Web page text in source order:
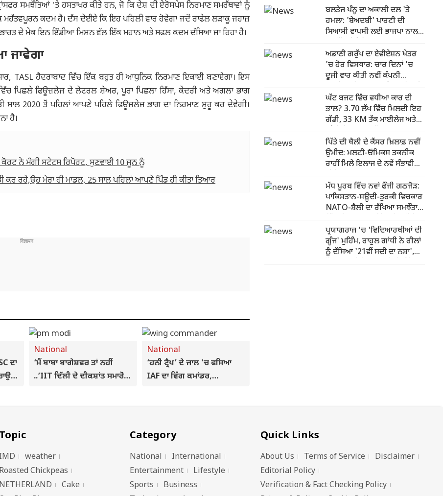
ਸਮਝੌਤਿਆਂ 'ਤੇ ਹਸਤਾਖਰ ਕੀਤੇ ਹਨ, ਜੋ ਕਿ ਦੇਸ਼ ਦੀ ਏਰੋਸਪੇਸ ਨਿਰਮਾਣ ਸਮਰੱਥਾਵਾਂ ਨੂੰ
ਕਦਮ ਹੈ। ਦੱਸ ਦੇਈਏ ਕਿ ਇਹ ਪਹਿਲੀ ਵਾਰ ਹੋਵੇਗਾ ਜਦੋਂ ਰਾਫੇਲ ਲੜਾਕੂ ਜਹਾਜ਼
ਭਾਰਤ ਦੇ ਮੇਕ ਇਨ ਇੰਡੀਆ ਮਿਸ਼ਨ ਵੱਲ ਇੱਕ ਮਹਾਨ ਅਤੇ ਸਫਲ ਕਦਮ ਦੱਸਿਆ ਜਾ ਰਿਹਾ ਹੈ।
ਜਾਵੇਗਾ
TASL ਹੈਦਰਾਬਾਦ ਵਿੱਚ ਇੱਕ ਬਹੁਤ ਹੀ ਆਧੁਨਿਕ ਨਿਰਮਾਣ ਇਕਾਈ ਬਣਾਏਗਾ। ਇਸ
ਪਿਛਲੇ ਫਿਊਜ਼ਲੇਜ ਦੇ ਲੇਟਰਲ ਸ਼ੇਅਰ, ਪੂਰਾ ਪਿਛਲਾ ਹਿੱਸਾ, ਕੇਂਦਰੀ ਅਤੇ ਅਗਲਾ ਭਾਗ
ਸਾਲ 2020 ਤੋਂ ਪਹਿਲਾਂ ਆਪਣੇ ਪਹਿਲੇ ਫਿਊਜ਼ਲੇਜ ਭਾਗ ਦਾ ਨਿਰਮਾਣ ਸ਼ੁਰੂ ਕਰ ਦੇਵੇਗੀ।
ਹੈ।
ਨੇ ਮੰਗੀ ਸਟੇਟਸ ਰਿਪੋਰਟ, ਸੁਣਵਾਈ 10 ਜੂਨ ਨੂੰ
ਰਹੇ,ਉਹ ਮੇਰਾ ਹੀ ਮਾਡਲ, 25 ਸਾਲ ਪਹਿਲਾਂ ਆਪਣੇ ਪਿੰਡ ਹੀ ਕੀਤਾ ਤਿਆਰ
ਦਾ
National
‘ਮੈਂ ਬਾਬਾ ਬਾਗੇਸ਼ਵਰ ਤਾਂ ਨਹੀਂ
..’IIT ਦਿੱਲੀ ਦੇ ਦੀਕਸ਼ਾਂਤ ਸਮਾਰੋਹ
National
‘ਹਨੀ ਟ੍ਰੈਪ’ ਦੇ ਜਾਲ 'ਚ ਫਸਿਆ
IAF ਦਾ ਵਿੰਗ ਕਮਾਂਡਰ,
ਬਲਤੇਜ ਪੰਨੂ ਦਾ ਅਕਾਲੀ ਦਲ 'ਤੇ
ਹਮਲਾ: 'ਬੇਅਦਬੀ' ਪਾਰਟੀ ਦੀ
ਸਿਆਸੀ ਵਾਪਸੀ ਲਈ ਭਾਜਪਾ ਨਾਲ
ਸਮਝੌਤੇ ਦੀ ਕੋਸ਼ਿਸ਼
ਅਡਾਣੀ ਗਰੁੱਪ ਦਾ ਏਵੀਏਸ਼ਨ ਖੇਤਰ
'ਚ ਹੋਰ ਵਿਸਥਾਰ: ਚਾਰ ਦਿਨਾਂ 'ਚ
ਦੂਜੀ ਵਾਰ ਕੀਤੀ ਨਵੀਂ ਕੰਪਨੀ
ਸਥਾਪਿਤ, ਇਸ ਵਾਰ ਗਲੋਬਲ ਟ੍ਰੈਜ਼ਰੀ
ਸੈਂਟਰ 'ਤੇ ਫੋਕਸ
ਘੱਟ ਬਜਟ ਵਿੱਚ ਵਧੀਆ ਕਾਰ ਦੀ
ਭਾਲ? 3.70 ਲੱਖ ਵਿੱਚ ਮਿਲਦੀ ਇਹ
ਗੱਡੀ, 33 KM ਤੱਕ ਮਾਈਲੇਜ ਅਤੇ
ਭਰੋਸੇਮੰਦ ਪਰਫਾਰਮੈਂਸ
ਪਿੱਤੇ ਦੀ ਥੈਲੀ ਦੇ ਕੈਂਸਰ ਖ਼ਿਲਾਫ਼ ਨਵੀਂ
ਉਮੀਦ: ਮਲਟੀ-ਓਮਿਕਸ ਤਕਨੀਕ
ਰਾਹੀਂ ਮਿਲੇ ਇਲਾਜ ਦੇ ਨਵੇਂ ਸੰਭਾਵੀ
ਟੀਚੇ
ਮੱਧ ਪੂਰਬ ਵਿੱਚ ਨਵਾਂ ਫੌਜੀ ਗਠਜੋੜ:
ਪਾਕਿਸਤਾਨ-ਸਊਦੀ-ਤੁਰਕੀ ਵਿਚਕਾਰ
NATO-ਸ਼ੈਲੀ ਦਾ ਰੱਖਿਆ ਸਮਝੌਤਾ,
ਇੱਕ 'ਤੇ ਹਮਲਾ ਤਾਂ ਤਿੰਨਾਂ ਨੂੰ ਚੁਣੌਤੀ
ਪ੍ਰਯਾਗਰਾਜ 'ਚ 'ਵਿਦਿਆਰਥੀਆਂ ਦੀ
ਗੂੰਜ' ਮੁਹਿੰਮ, ਰਾਹੁਲ ਗਾਂਧੀ ਨੇ ਰੀਲਾਂ
ਨੂੰ ਦੱਸਿਆ '21ਵੀਂ ਸਦੀ ਦਾ ਨਸ਼ਾ',
ਨੌਜਵਾਨਾਂ ਦੀ ਬੇਰੁਜ਼ਗਾਰੀ 'ਤੇ ਕੱਸਿਆ
Topic
IMD
weather
Roasted Chickpeas
NETHERLAND
Cake
Category
National
International
Entertainment
Lifestyle
Sports
Business
Quick Links
About Us Terms of Service
Disclaimer
Editorial Policy
Verification & Fact Checking Policy